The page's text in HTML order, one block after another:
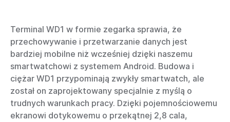
Terminal WD1 w formie zegarka sprawia, że
przechowywanie i przetwarzanie danych jest
bardziej mobilne niż wcześniej dzięki naszemu
smartwatchowi z systemem Android. Budowa i
ciężar WD1 przypominają zwykły smartwatch, ale
został on zaprojektowany specjalnie z myślą o
trudnych warunkach pracy. Dzięki pojemnościowemu
ekranowi dotykowemu o przekątnej 2,8 cala,